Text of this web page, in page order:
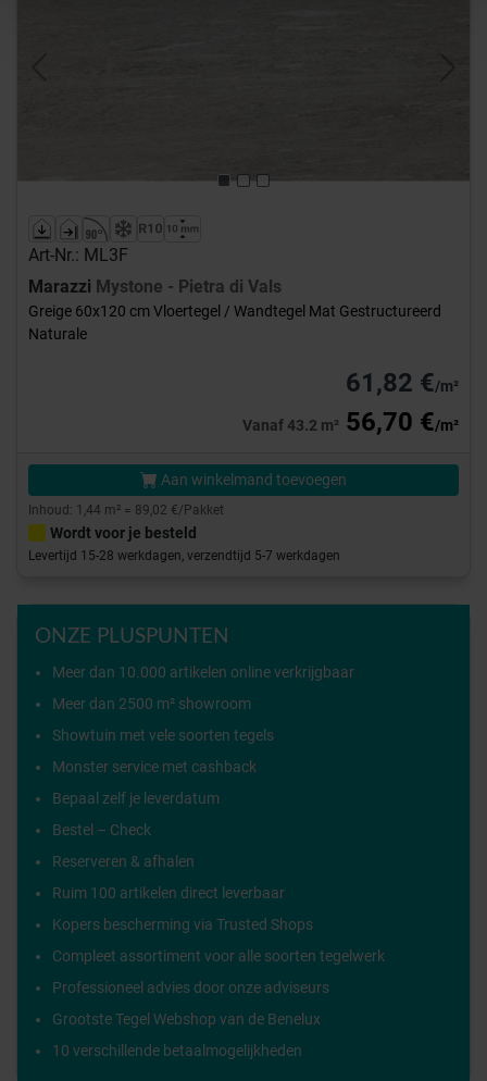
Art-Nr.: ML3F
Marazzi Mystone - Pietra di Vals
Greige 60x120 cm Vloertegel / Wandtegel Mat Gestructureerd
Naturale
61,82 €/m²
Vanaf 43.2 m² 56,70 €/m²
Aan winkelmand toevoegen
Inhoud: 1,44 m² = 89,02 €/Pakket
Wordt voor je besteld
Levertijd 15-28 werkdagen, verzendtijd 5-7 werkdagen
ONZE PLUSPUNTEN
Meer dan 10.000 artikelen online verkrijgbaar
Meer dan 2500 m² showroom
Showtuin met vele soorten tegels
Monster service met cashback
Bepaal zelf je leverdatum
Bestel – Check
Reserveren & afhalen
Ruim 100 artikelen direct leverbaar
Kopers bescherming via Trusted Shops
Compleet assortiment voor alle soorten tegelwerk
Professioneel advies door onze adviseurs
Grootste Tegel Webshop van de Benelux
10 verschillende betaalmogelijkheden